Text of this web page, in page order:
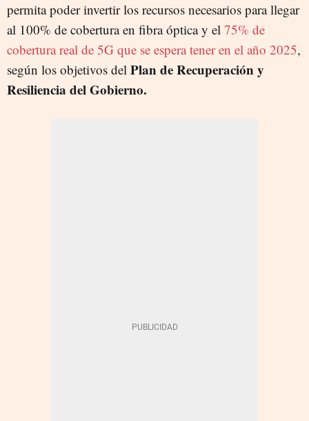
permita poder invertir los recursos necesarios para llegar
al 100% de cobertura en fibra óptica y el 75% de
cobertura real de 5G que se espera tener en el año 2025,
según los objetivos del Plan de Recuperación y
Resiliencia del Gobierno.